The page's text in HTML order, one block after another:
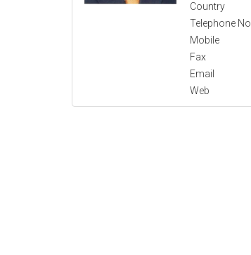
Country
Telephone No.
Mobile
Fax
Email
Web